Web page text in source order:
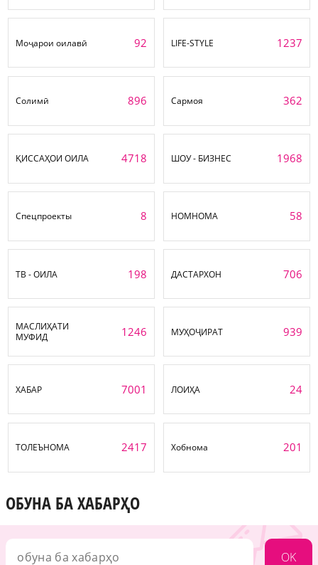
Моҷарои оилавӣ 92 LIFE-STYLE 1237
Солимӣ 896 Сармоя 362
ҚИССАҲОИ ОИЛА 4718 ШОУ - БИЗНЕС 1968
Спецпроекты 8 НОМНОМА 58
ТВ - ОИЛА 198 ДАСТАРХОН 706
МАСЛИҲАТИ
МУФИД
1246 МУҲОҶИРАТ 939
ХАБАР 7001 ЛОИҲА 24
ТОЛЕЪНОМА 2417 Хобнома 201
ОБУНА БА ХАБАРҲО
OK